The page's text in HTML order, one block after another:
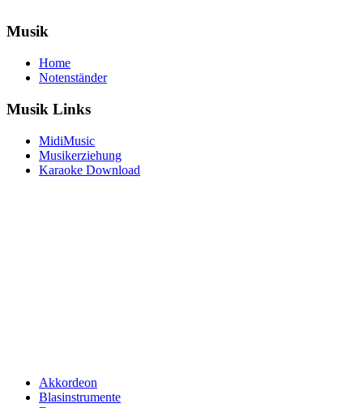
Musik
Home
Notenständer
Musik Links
MidiMusic
Musikerziehung
Karaoke Download
Akkordeon
Blasinstrumente